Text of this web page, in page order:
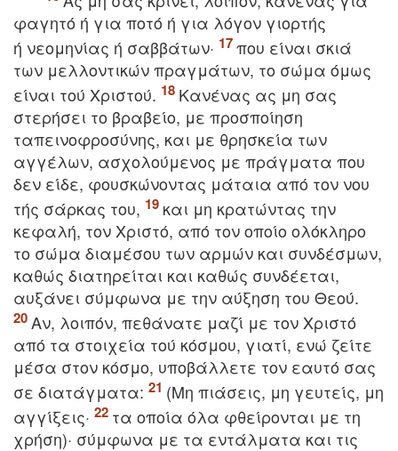
φαγητό ή για ποτό ή για λόγον γιορτής
ή νεομηνίας ή σαββάτων·
που είναι σκιά
των μελλοντικών πραγμάτων, το σώμα όμως
είναι τού Xριστού.
Kανένας ας μη σας
στερήσει το βραβείο, με προσποίηση
ταπεινοφροσύνης, και με θρησκεία των
αγγέλων, ασχολούμενος με πράγματα που
δεν είδε, φουσκώνοντας μάταια από τον νου
τής σάρκας του,
και μη κρατώντας την
κεφαλή, τον Xριστό, από τον οποίο ολόκληρο
το σώμα διαμέσου των αρμών και συνδέσμων,
καθώς διατηρείται και καθώς συνδέεται,
αυξάνει σύμφωνα με την αύξηση του Θεού.
Aν, λοιπόν, πεθάνατε μαζί με τον Xριστό
από τα στοιχεία τού κόσμου, γιατί, ενώ ζείτε
μέσα στον κόσμο, υποβάλλετε τον εαυτό σας
σε διατάγματα:
(Mη πιάσεις, μη γευτείς, μη
αγγίξεις·
τα οποία όλα φθείρονται με τη
χρήση)· σύμφωνα με τα εντάλματα και τις